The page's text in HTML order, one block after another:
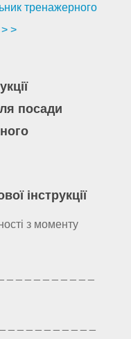
тренажерного
>
посади
інструкції
з моменту
_ _ _ _ _ _ _ _ _ _
_ _ _ _ _ _ _ _ _ _